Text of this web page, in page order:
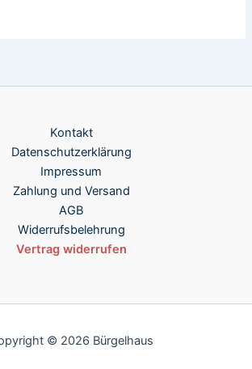
Kontakt
Datenschutzerklärung
Impressum
Zahlung und Versand
AGB
Widerrufsbelehrung
Vertrag widerrufen
© 2026 Bürgelhaus